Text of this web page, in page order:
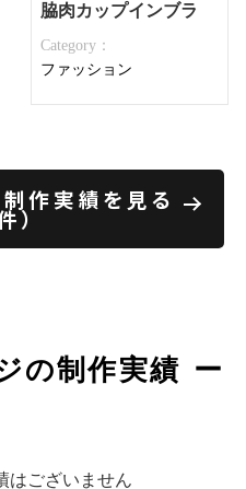
脇肉カップインブラ
Category：
ファッション
作実績を見る
）
の制作実績
はございません